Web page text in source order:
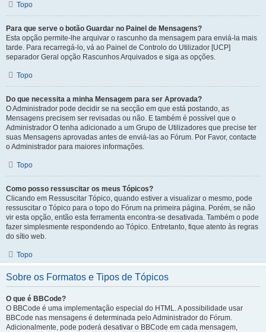
Topo
Para que serve o botão Guardar no Painel de Mensagens?
Esta opção permite-lhe arquivar o rascunho da mensagem para enviá-la mais
tarde. Para recarregá-lo, vá ao Painel de Controlo do Utilizador [UCP]
separador Geral opção Rascunhos Arquivados e siga as opções.
Topo
Do que necessita a minha Mensagem para ser Aprovada?
O Administrador pode decidir se na secção em que está postando, as
Mensagens precisem ser revisadas ou não. E também é possível que o
Administrador O tenha adicionado a um Grupo de Utilizadores que precise ter
suas Mensagens aprovadas antes de enviá-las ao Fórum. Por Favor, contacte
o Administrador para maiores informações.
Topo
Como posso ressuscitar os meus Tópicos?
Clicando em Ressuscitar Tópico, quando estiver a visualizar o mesmo, pode
ressuscitar o Tópico para o topo do Fórum na primeira página. Porém, se não
vir esta opção, então esta ferramenta encontra-se desativada. Também o pode
fazer simplesmente respondendo ao Tópico. Entretanto, fique atento às regras
do sítio web.
Topo
Sobre os Formatos e Tipos de Tópicos
O que é BBCode?
O BBCode é uma implementação especial do HTML. A possibilidade usar
BBCode nas mensagens é determinada pelo Administrador do Fórum.
Adicionalmente, pode poderá desativar o BBCode em cada mensagem,